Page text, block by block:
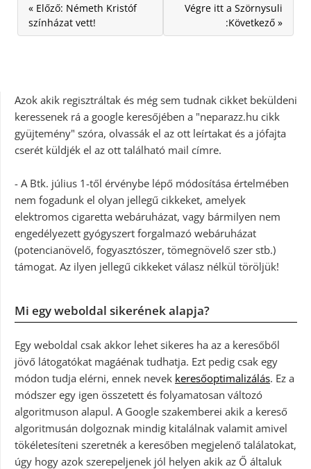
« Előző: Németh Kristóf
színházat vett!
Végre itt a Szörnysuli
:Következő »
Azok akik regisztráltak és még sem tudnak cikket beküldeni
keressenek rá a google keresőjében a "neparazz.hu cikk
gyüjtemény" szóra, olvassák el az ott leírtakat és a jófajta
cserét küldjék el az ott található mail címre.
- A Btk. július 1-től érvénybe lépő módosítása értelmében
nem fogadunk el olyan jellegű cikkeket, amelyek
elektromos cigaretta webáruházat, vagy bármilyen nem
engedélyezett gyógyszert forgalmazó webáruházat
(potencianövelő, fogyasztószer, tömegnövelő szer stb.)
támogat. Az ilyen jellegű cikkeket válasz nélkül töröljük!
Mi egy weboldal sikerének alapja?
Egy weboldal csak akkor lehet sikeres ha az a keresőből
jövő látogatókat magáénak tudhatja. Ezt pedig csak egy
módon tudja elérni, ennek nevek keresőoptimalizálás. Ez a
módszer egy igen összetett és folyamatosan változó
algoritmuson alapul. A Google szakemberei akik a kereső
algoritmusán dolgoznak mindig kitalálnak valamit amivel
tökéletesíteni szeretnék a keresőben megjelenő találatokat,
úgy hogy azok szerepeljenek jól helyen akik az Ő általuk